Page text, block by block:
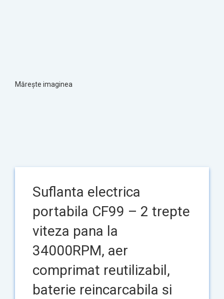
Mărește imaginea
Suflanta electrica
portabila CF99 – 2 trepte
viteza pana la
34000RPM, aer
comprimat reutilizabil,
baterie reincarcabila si